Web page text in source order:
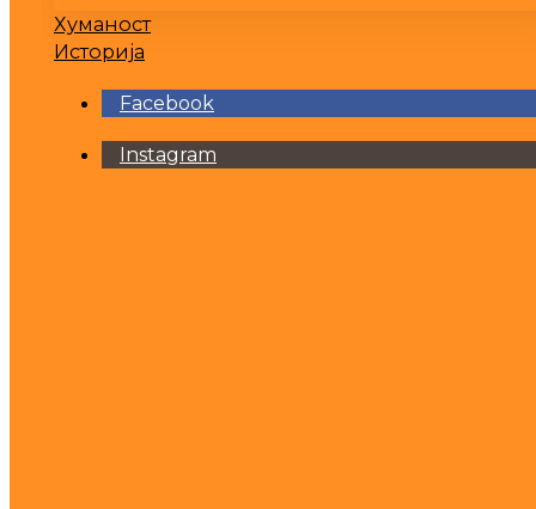
Хуманост
Историја
Facebook
Instagram